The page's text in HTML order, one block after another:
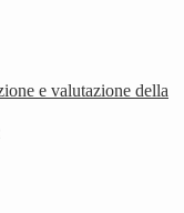
e valutazione della